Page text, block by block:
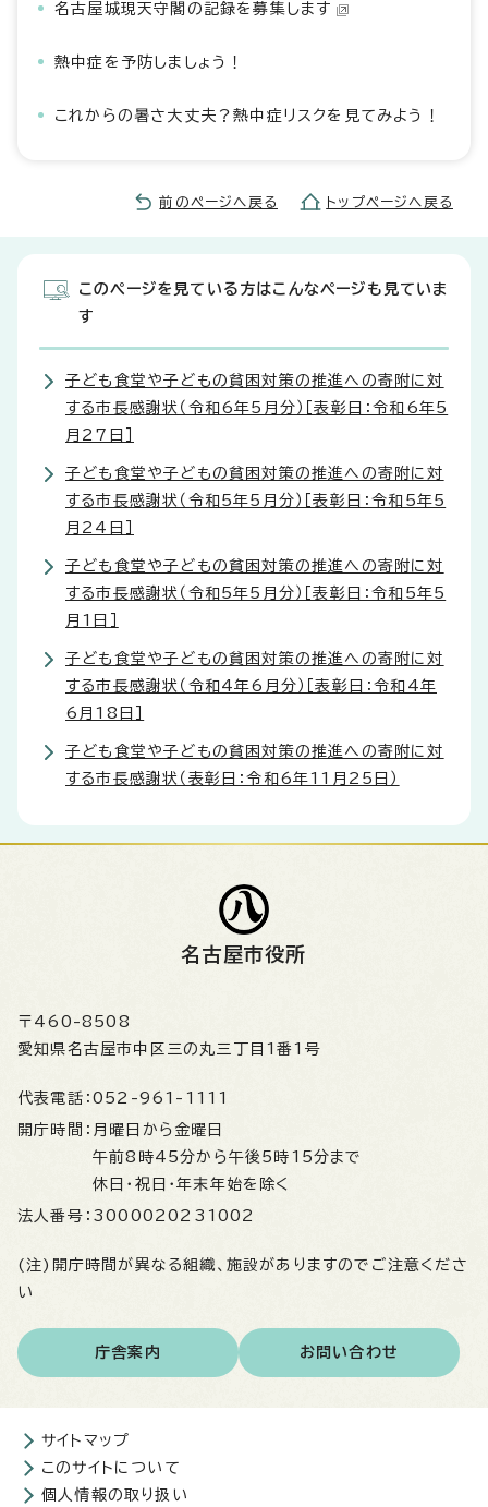
名古屋城現天守閣の記録を募集します
熱中症を予防しましょう！
これからの暑さ大丈夫？熱中症リスクを見てみよう！
前のページへ戻る トップページへ戻る
このページを見ている方はこんなページも見ていま
す
子ども食堂や子どもの貧困対策の推進への寄附に対
する市長感謝状（令和6年5月分）［表彰日：令和6年5
月27日］
子ども食堂や子どもの貧困対策の推進への寄附に対
する市長感謝状（令和5年5月分）［表彰日：令和5年5
月24日］
子ども食堂や子どもの貧困対策の推進への寄附に対
する市長感謝状（令和5年5月分）［表彰日：令和5年5
月1日］
子ども食堂や子どもの貧困対策の推進への寄附に対
する市長感謝状（令和4年6月分）［表彰日：令和4年
6月18日］
子ども食堂や子どもの貧困対策の推進への寄附に対
する市長感謝状（表彰日：令和6年11月25日）
名古屋市役所
〒460-8508
愛知県名古屋市中区三の丸三丁目1番1号
代表電話： 052-961-1111
開庁時間： 月曜日から金曜日
午前8時45分から午後5時15分まで
休日・祝日・年末年始を除く
法人番号： 3000020231002
(注)開庁時間が異なる組織、施設がありますのでご注意くださ
い
庁舎案内 お問い合わせ
サイトマップ
このサイトについて
個人情報の取り扱い